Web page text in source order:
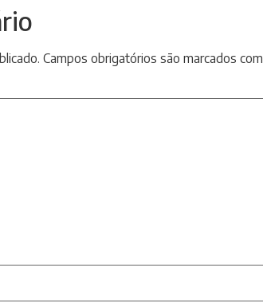
Campos obrigatórios são marcados com